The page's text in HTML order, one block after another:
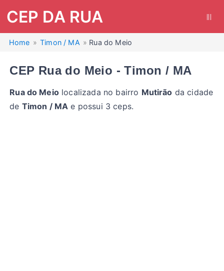
CEP DA RUA
Home Timon / MA Rua do Meio
CEP Rua do Meio - Timon / MA
Rua do Meiolocalizada no bairro Mutirão da cidade
de Timon / MA e possui 3 ceps.